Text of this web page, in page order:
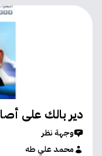
دير بالك على
وجهة نظر
محمد علي طه